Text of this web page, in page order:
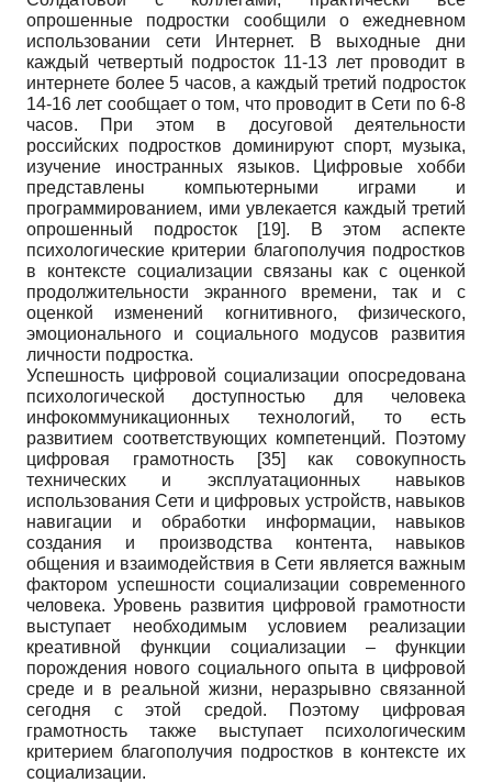
опрошенные подростки сообщили о ежедневном
использовании сети Интернет. В выходные дни
каждый четвертый подросток 11-13 лет проводит в
интернете более 5 часов, а каждый третий подросток
14-16 лет сообщает о том, что проводит в Сети по 6-8
часов. При этом в досуговой деятельности
российских подростков доминируют спорт, музыка,
изучение иностранных языков. Цифровые хобби
представлены компьютерными играми и
программированием, ими увлекается каждый третий
опрошенный подросток
[19]. В этом аспекте
психологические критерии благополучия подростков
в контексте социализации связаны как с оценкой
продолжительности экранного времени, так и с
оценкой изменений когнитивного, физического,
эмоционального и социального модусов развития
личности подростка.
Успешность цифровой социализации опосредована
психологической доступностью для человека
инфокоммуникационных технологий, то есть
развитием соответствующих компетенций. Поэтому
цифровая грамотность
[35] как совокупность
технических и эксплуатационных навыков
использования Сети и цифровых устройств, навыков
навигации и обработки информации, навыков
создания и производства контента, навыков
общения и взаимодействия в Сети является важным
фактором успешности социализации современного
человека. Уровень развития цифровой грамотности
выступает необходимым условием реализации
креативной функции социализации – функции
порождения нового социального опыта в цифровой
среде и в реальной жизни, неразрывно связанной
сегодня с этой средой. Поэтому цифровая
грамотность также выступает психологическим
критерием благополучия подростков в контексте их
социализации.